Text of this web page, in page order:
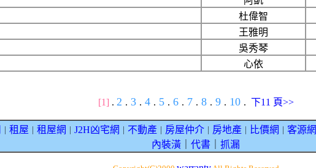
杜偉智
王雅明
吳秀琴
心依
[1] . 2 . 3 . 4 . 5 . 6 . 7 . 8 . 9 . 10 . 下11 頁>>
租屋 租屋網 J2H凶宅網 不動產｜ 房屋仲介｜ 房地產｜ 比價網 客源網
內裝潢
代書 抓漏